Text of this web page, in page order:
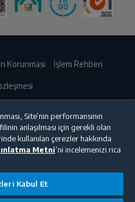
Korunması İşlem Rehberi
Site’nin performansının
anlaşılması için gerekli olan
kullanılan çerezler hakkında
Metni’ni incelemenizi rica
Kabul Et